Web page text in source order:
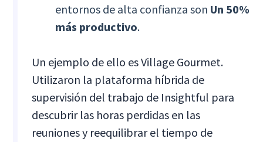
entornos de alta confianza son Un 50%
más productivo.
Un ejemplo de ello es Village Gourmet.
Utilizaron la plataforma híbrida de
supervisión del trabajo de Insightful para
descubrir las horas perdidas en las
reuniones y reequilibrar el tiempo de